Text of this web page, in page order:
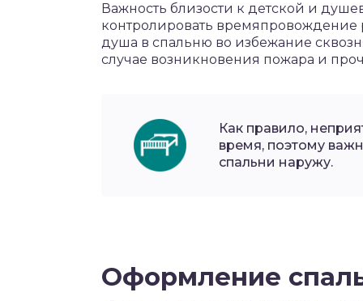
Важность близости к детской и
контролировать времяпровождение
душа в спальню во избежание
случае возникновения пожара и
Как правило,
время, поэтому
спальни наружу.
Оформление